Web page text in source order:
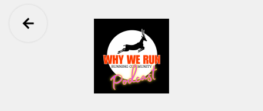
Ga terug